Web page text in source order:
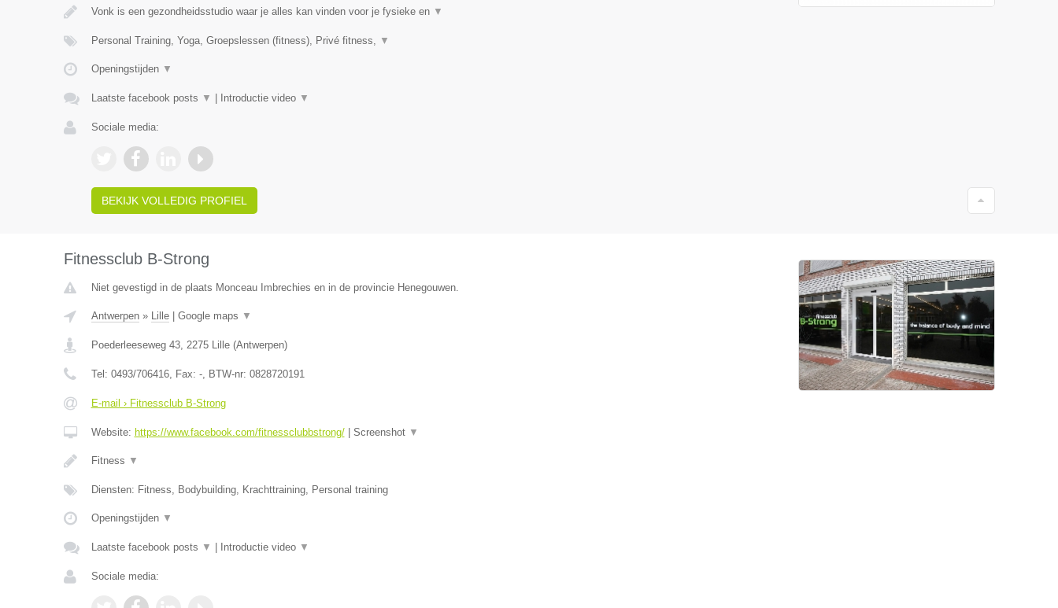
Vonk is een gezondheidsstudio waar je alles kan vinden voor je fysieke en ▼
Personal Training, Yoga, Groepslessen (fitness), Privé fitness, ▼
Openingstijden ▼
Laatste facebook posts ▼ Introductie video ▼
Sociale media:
BEKIJK VOLLEDIG PROFIEL
Fitnessclub B-Strong
Niet gevestigd in de plaats Monceau Imbrechies en in de provincie Henegouwen.
Antwerpen» Lille| Google maps ▼
Poederleeseweg 43, 2275 Lille(Antwerpen)
Tel: 0493/706416, Fax: -, BTW-nr: 0828720191
E-mail › Fitnessclub B-Strong
Website: https://www.facebook.com/fitnessclubbstrong/| Screenshot ▼
Fitness ▼
Diensten: Fitness, Bodybuilding, Krachttraining, Personal training
Openingstijden ▼
Laatste facebook posts ▼ Introductie video ▼
Sociale media: